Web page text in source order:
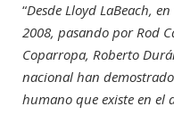
“Desde Lloyd LaBeach,
2008, pasando por Rod
Coparropa, Roberto
nacional han
humano que existe en el